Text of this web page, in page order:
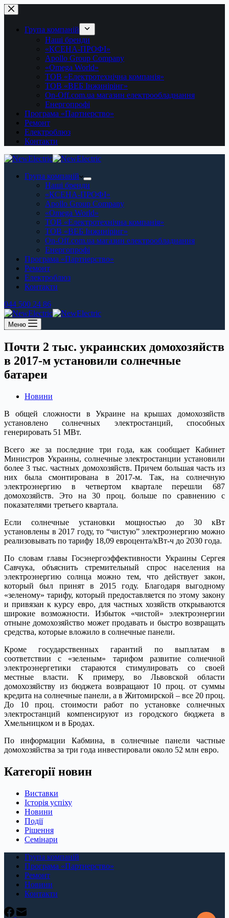
Перейти
до
вмістуГрупа компаній
Наші бренди
«КСЕНА-ПРОФІ»
Apollo Group Company
«Omega World»
ТОВ «Електротехнічна компанія»
ТОВ «ВЕБ Інжинірінг»
On-Off.com.ua магазин електрообладнання
Енергопрофі
Програма «Партнерство»
Ремонт
Електроблюз
Контакти
Група компаній
Наші бренди
«КСЕНА-ПРОФІ»
Apollo Group Company
«Omega World»
ТОВ «Електротехнічна компанія»
ТОВ «ВЕБ Інжинірінг»
On-Off.com.ua магазин електрообладнання
Енергопрофі
Програма «Партнерство»
Ремонт
Електроблюз
Контакти
044 500 24 86
Меню
Почти 2 тыс. украинских домохозяйств
в 2017-м установили солнечные
батареи
Новини
В общей сложности в Украине на крышах домохозяйств
установлено солнечных электростанций, способных
генерировать 51 МВт.
Всего же за последние три года, как сообщает Кабинет
Министров Украины, солнечные электростанции установили
более 3 тыс. частных домохозяйств. Причем большая часть из
них была смонтирована в 2017-м. Так, на солнечную
электроэнергию в четвертом квартале перешли 687
домохозяйств. Это на 30 проц. больше по сравнению с
показателями третьего квартала.
Если солнечные установки мощностью до 30 кВт
установлены в 2017 году, то “чистую” электроэнергию можно
реализовывать по тарифу 18,09 евроцента/кВт-ч до 2030 года.
По словам главы Госэнергоэффективности Украины Сергея
Савчука, объяснить стремительный спрос населения на
электроэнергию солнца можно тем, что действует закон,
который был принят в 2015 году. Благодаря выгодному
«зеленому» тарифу, который предоставляется по этому закону
и привязан к курсу евро, для частных хозяйств открываются
широкие возможности. Избыток «чистой» электроэнергии
отныне домохозяйство может продавать и быстро возвращать
средства, которые вложило в солнечные панели.
Кроме государственных гарантий по выплатам в
соответствии с «зеленым» тарифом развитие солнечной
электроэнергетики стараются стимулировать со своей
местные власти. К примеру, во Львовской области
домохозяйству из бюджета возвращают 10 проц. от суммы
кредита на солнечные панели, а в Житомирской – все 20 проц.
До 10 проц. стоимости работ по установке солнечных
электростанций компенсируют из городского бюджета в
Хмельницком и в Бродах.
По информации Кабмина, в солнечные панели частные
домохозяйства за три года инвестировали около 52 млн евро.
Категорії новин
Виставки
Історія успіху
Новини
Події
Рішення
Семінари
Група компаній
Програма «Партнерство»
Ремонт
Новини
Контакти